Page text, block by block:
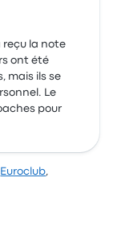
reçu la note
ont été
mais ils se
Le
pour
Euroclub,